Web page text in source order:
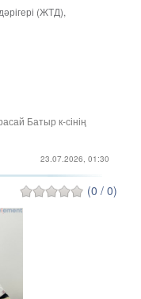
(ЖТД),
Батыр к-сінің
23.07.2026, 01:30
(0 / 0)